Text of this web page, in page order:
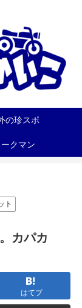
の珍スポ
ークマン
ト
カパカ
はてブ